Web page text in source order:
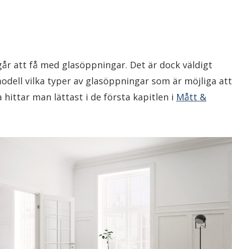
att få med glasöppningar. Det är dock väldigt
vilka typer av glasöppningar som är möjliga att
hittar man lättast i de första kapitlen i Mått &